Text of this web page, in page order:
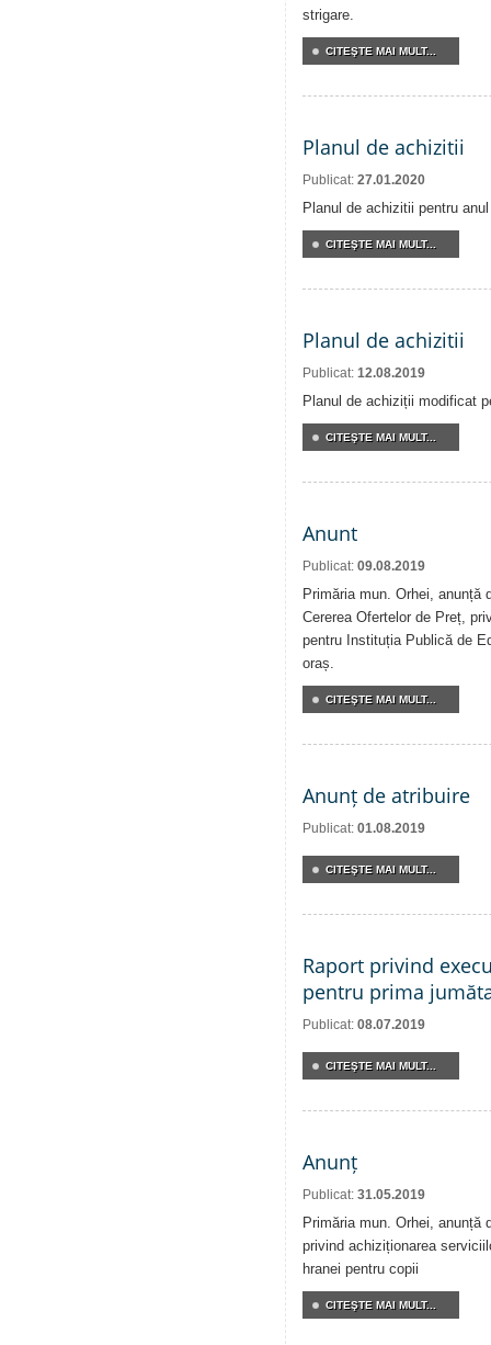
strigare.
CITEŞTE MAI MULT...
Planul de achizitii
Publicat: 27.01.2020
Planul de achizitii pentru
CITEŞTE MAI MULT...
Planul de achizitii
Publicat: 12.08.2019
Planul de achiziții modificat
CITEŞTE MAI MULT...
Anunt
Publicat: 09.08.2019
Primăria mun. Orhei, anunță
Cererea Ofertelor de Preț,
pentru Instituția Publică de
oraș.
CITEŞTE MAI MULT...
Anunț de atribuire
Publicat: 01.08.2019
CITEŞTE MAI MULT...
Raport privind
pentru prima
Publicat: 08.07.2019
CITEŞTE MAI MULT...
Anunț
Publicat: 31.05.2019
Primăria mun. Orhei, anunță
privind achiziționarea
hranei pentru copii
CITEŞTE MAI MULT...